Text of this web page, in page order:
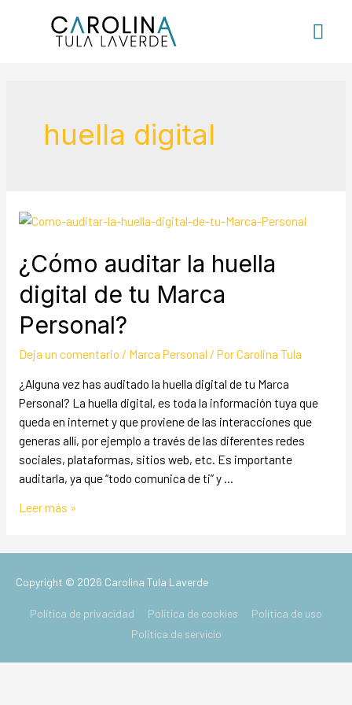
huella digital
¿Cómo auditar la huella
digital de tu Marca
Personal?
Deja un comentario / Marca Personal / PorCarolina Tula
¿Alguna vez has auditado la huella digital de tu Marca
Personal? La huella digital, es toda la información tuya que
queda en internet y que proviene de las interacciones que
generas allí, por ejemplo a través de las diferentes redes
sociales, plataformas, sitios web, etc. Es importante
auditarla, ya que “todo comunica de ti” y …
Leer más »
Copyright © 2026 Carolina Tula Laverde
Política de privacidad Política de cookies
Política de uso
Política de servicio